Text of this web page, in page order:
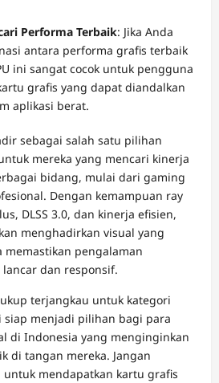
Performa Terbaik: Jika Anda
antara performa grafis terbaik
ini sangat cocok untuk pengguna
grafis yang dapat diandalkan
aplikasi berat.
sebagai salah satu pilihan
mereka yang mencari kinerja
bidang, mulai dari gaming
Dengan kemampuan ray
DLSS 3.0, dan kinerja efisien,
menghadirkan visual yang
pengalaman
dan responsif.
terjangkau untuk kategori
siap menjadi pilihan bagi para
di Indonesia yang menginginkan
di tangan mereka. Jangan
untuk mendapatkan kartu grafis